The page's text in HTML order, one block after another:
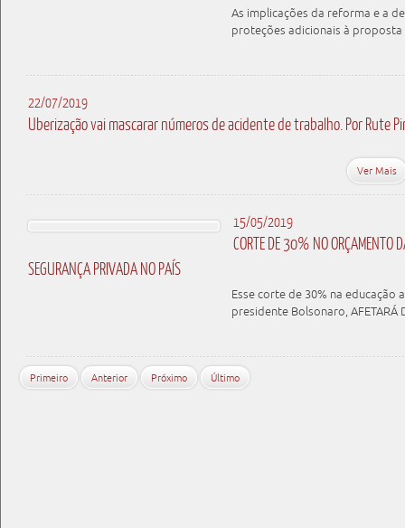
As implicações da reforma e a
proteções adicionais à proposta
22/07/2019
Uberização vai mascarar números de acidente de trabalho. Por Rute
Ver Mais
15/05/2019
CORTE DE 30% NO ORÇAMENTO
SEGURANÇA PRIVADA NO PAÍS
Esse corte de 30% na
presidente Bolsonaro, AFETARÁ
Primeiro Anterior Próximo Último